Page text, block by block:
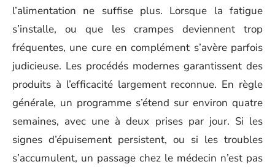
l’alimentation ne suffise plus. Lorsque la fatigue
s’installe, ou que les crampes deviennent trop
fréquentes, une cure en complément s’avère parfois
judicieuse. Les procédés modernes garantissent des
produits à l’efficacité largement reconnue. En règle
générale, un programme s’étend sur environ quatre
semaines, avec une à deux prises par jour. Si les
signes d’épuisement persistent, ou si les troubles
s’accumulent, un passage chez le médecin n’est pas